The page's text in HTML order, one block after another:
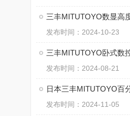
发布时间：2024-10-23
发布时间：2024-08-21
发布时间：2024-11-05